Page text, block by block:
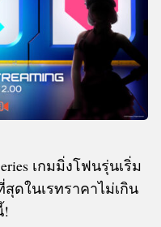
เกมมิ่งโฟนรุ่นเริ่ม
ดในเรทราคาไม่เกิน
!